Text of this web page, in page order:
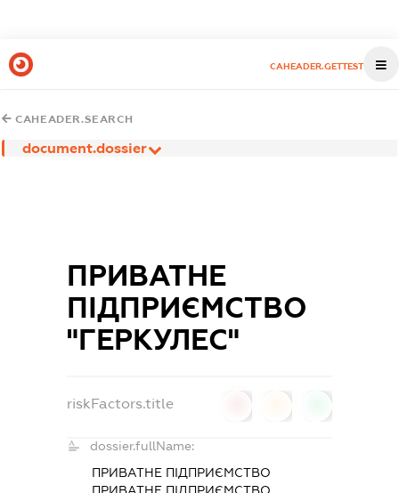
CAHEADER.GETTEST
CAHEADER.SEARCH
document.dossier
ПРИВАТНЕ
ПІДПРИЄМСТВО
"ГЕРКУЛЕС"
riskFactors.title
dossier.fullName:
ПРИВАТНЕ ПІДПРИЄМСТВО
ПРИВАТНЕ ПІДПРИЄМСТВО